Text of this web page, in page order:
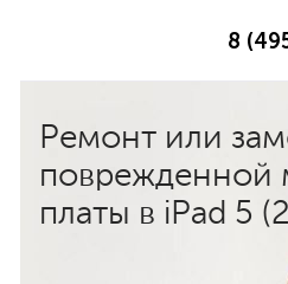
8
Ремонт или
поврежденной
платы в iPad 5